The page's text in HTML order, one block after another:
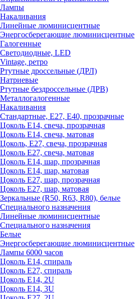
Лампы
Накаливания
Линейные люминисцентные
Энергосберегающие люминисцентные
Галогенные
Светодиодные, LED
Vintage, ретро
Ртутные дроссельные (ДРЛ)
Натриевые
Ртутные бездроссельные (ДРВ)
Металлогалогенные
Накаливания
Стандартные, Е27, Е40, прозрачные
Цоколь Е14, свеча, прозрачная
Цоколь Е14, свеча, матовая
Цоколь, Е27, свеча, прозрачная
Цоколь Е27, свеча, матовая
Цоколь Е14, шар, прозрачная
Цоколь Е14, шар, матовая
Цоколь Е27, шар, прозрачная
Цоколь Е27, шар, матовая
Зеркальные (R50, R63, R80), белые
Специального назначения
Линейные люминисцентные
Специального назначения
Белые
Энергосберегающие люминисцентные
Лампы 6000 часов
Цоколь Е14, спираль
Цоколь Е27, спираль
Цоколь Е14, 2U
Цоколь Е14, 3U